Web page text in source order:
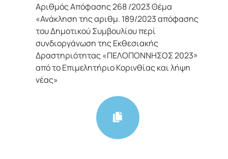
Αριθμός Απόφασης 268 /2023 Θέμα
«Ανάκληση της αριθμ. 189/2023 απόφασης
του Δημοτικού Συμβουλίου περί
συνδιοργάνωση της Εκθεσιακής
Δραστηριότητας «ΠΕΛΟΠΟΝΝΗΣΟΣ 2023»
από το Επιμελητήριο Κορινθίας και λήψη
νέας»